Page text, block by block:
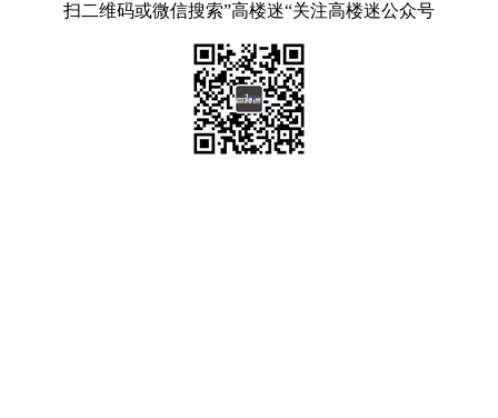
扫二维码或微信搜索”高楼迷“关注高楼迷公众号